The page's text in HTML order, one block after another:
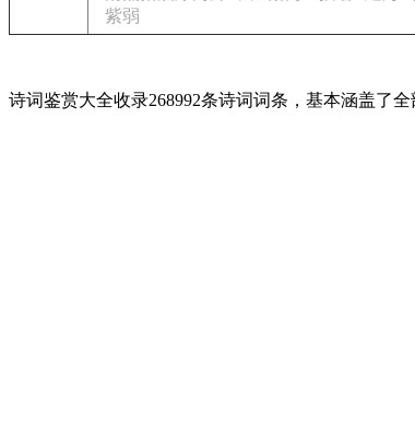
紫弱
诗词鉴赏大全收录268992条诗词词条，基本涵盖了